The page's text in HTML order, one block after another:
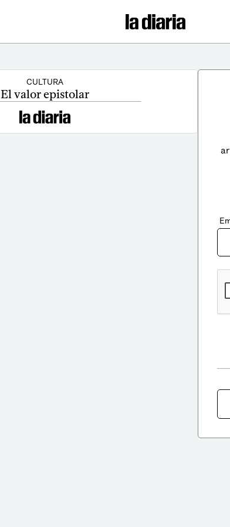
CULTURA
El valor epistolar